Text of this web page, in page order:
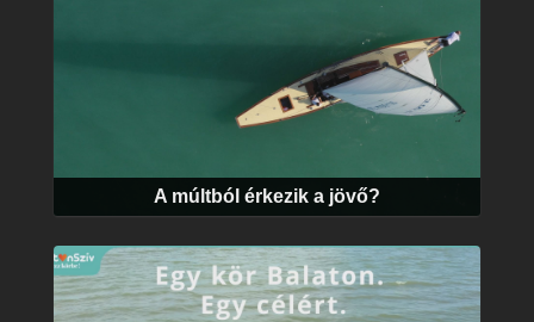
A múltból érkezik a jövő?